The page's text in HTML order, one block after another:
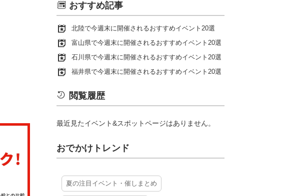
おすすめ記事
北陸で今週末に開催されるおすすめイベント20選
富山県で今週末に開催されるおすすめイベント20選
石川県で今週末に開催されるおすすめイベント20選
福井県で今週末に開催されるおすすめイベント20選
閲覧履歴
最近見たイベント&スポットページはありません。
おでかけトレンド
夏の注目イベント・催しまとめ